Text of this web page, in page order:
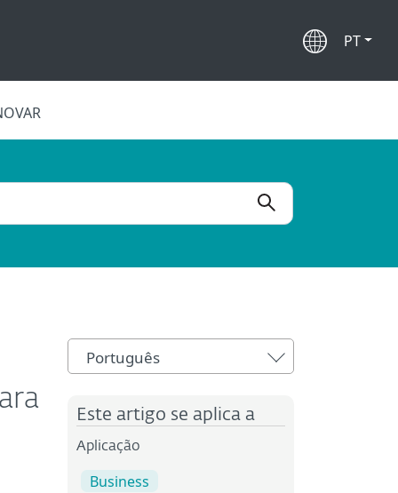
PT
Português
Este artigo se aplica a
Aplicação
Business